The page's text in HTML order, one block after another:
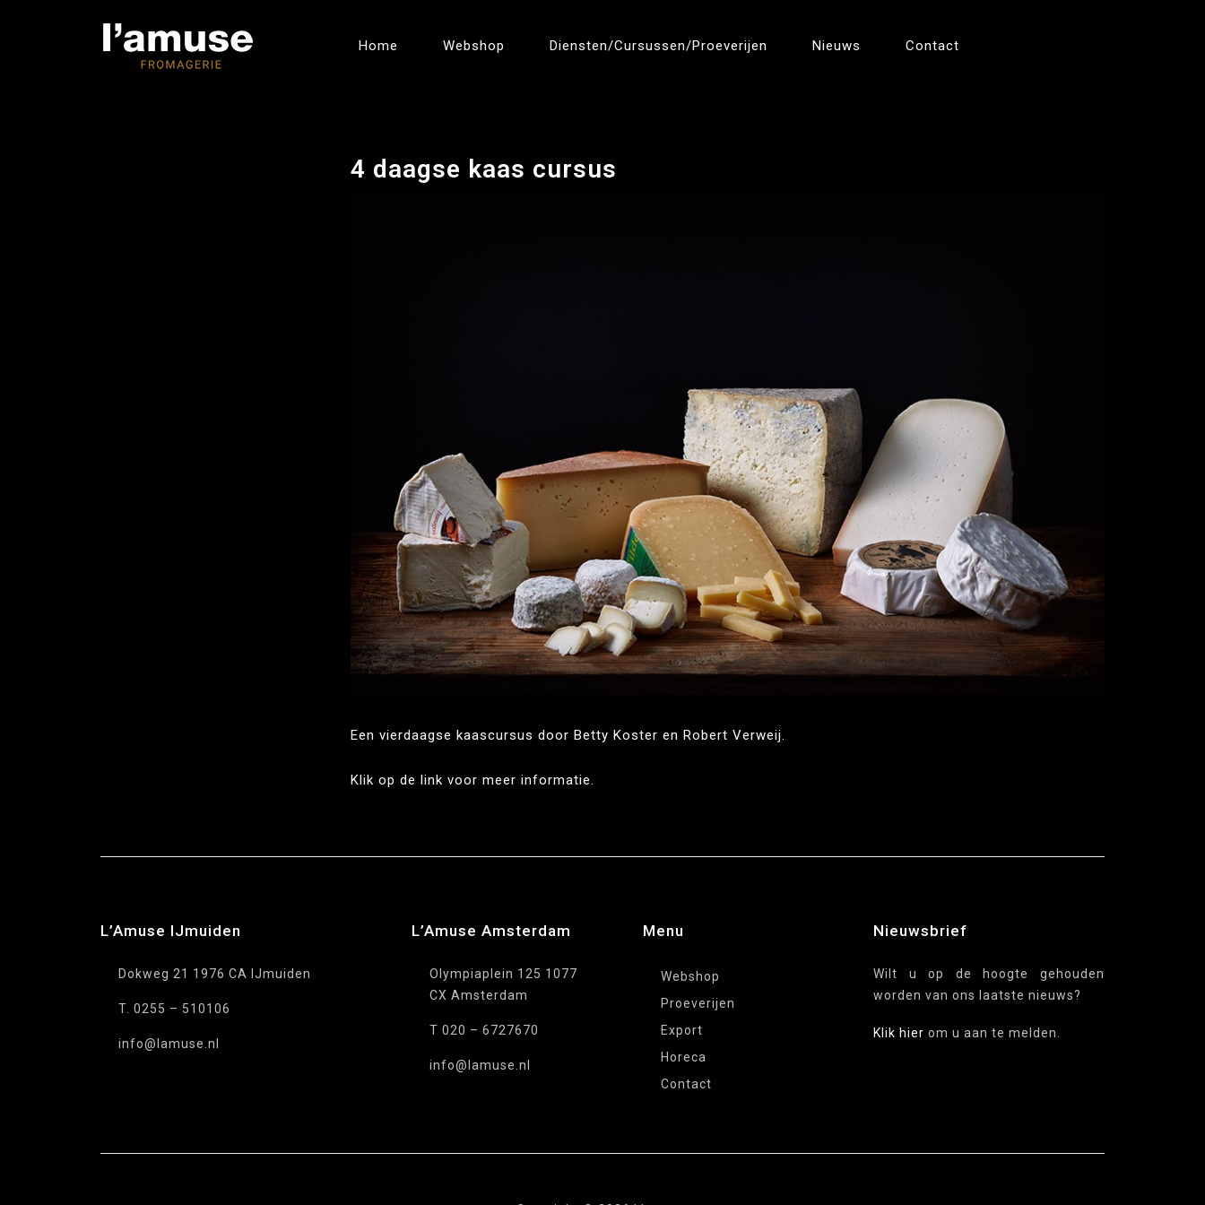
Home Webshop Diensten/cursussen/proeverijen Nieuws Contact
4 daagse kaas cursus
Een vierdaagse kaascursus door Betty Koster en Robert Verweij.
Klik op de link voor meer informatie.
L’Amuse IJmuiden
Dokweg 21 1976 CA IJmuiden
T. 0255 – 510106
info@lamuse.nl
L’Amuse Amsterdam
Olympiaplein 125 1077
CX Amsterdam
T 020 – 6727670
info@lamuse.nl
Menu
Webshop
Proeverijen
Export
Horeca
Contact
Nieuwsbrief
Wilt u op de hoogte gehouden
worden van ons laatste nieuws?
Klik hier om u aan te melden.